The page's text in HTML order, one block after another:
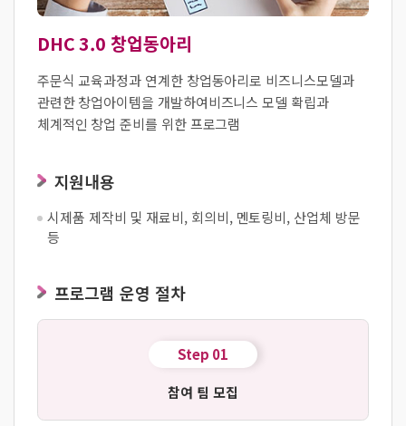
DHC 3.0 창업동아리
주문식 교육과정과 연계한 창업동아리로 비즈니스모델과
관련한 창업아이템을 개발하여비즈니스 모델 확립과
체계적인 창업 준비를 위한 프로그램
지원내용
시제품 제작비 및 재료비, 회의비, 멘토링비, 산업체 방문
등
프로그램 운영 절차
Step 01
참여 팀 모집